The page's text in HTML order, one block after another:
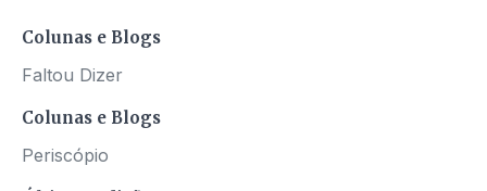
Colunas e Blogs
Faltou Dizer
Colunas e Blogs
Periscópio